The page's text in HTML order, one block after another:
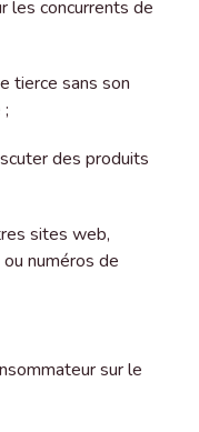
les concurrents de
tierce sans son
des produits
sites web,
numéros de
sur le